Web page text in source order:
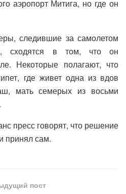
аэропорт Митига, но где он
следившие за самолетом
сходятся в том, что он
Некоторые полагают, что
где живет одна из вдов
мать семерых из восьми
пресс говорят, что решение
принял сам.
пост